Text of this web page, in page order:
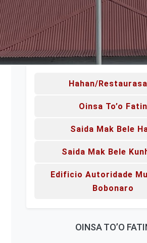
Hahan/
Oinsa To’o Fatin
Saida Mak Bele
Saida Mak Bele
Edificio Autoridade
Bobonaro
OINSA TO’O